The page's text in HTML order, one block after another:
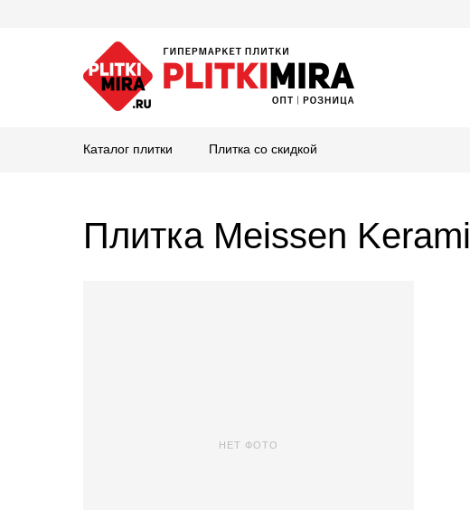
Каталог плитки Плитка со скидкой
Плитка Meissen
НЕТ ФОТО